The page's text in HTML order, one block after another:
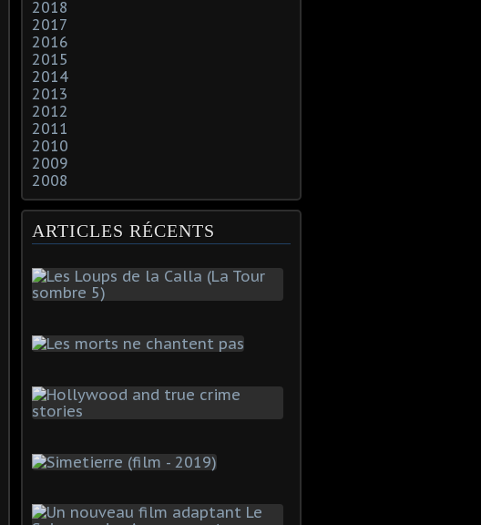
2018
2017
2016
2015
2014
2013
2012
2011
2010
2009
2008
ARTICLES RÉCENTS